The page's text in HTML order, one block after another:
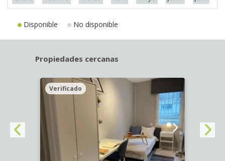
Disponible No disponible
Propiedades cercanas
Verificado